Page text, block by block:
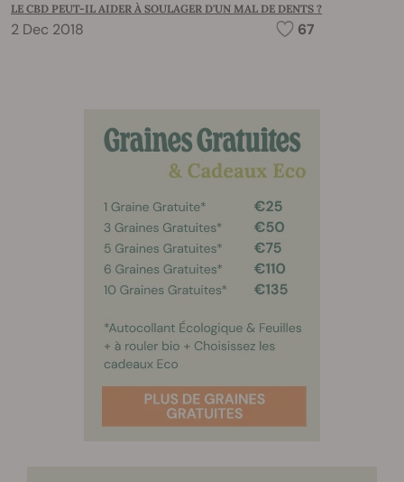
LE CBD PEUT-IL AIDER À SOULAGER D'UN MAL DE DENTS ?
2 Dec 2018 67